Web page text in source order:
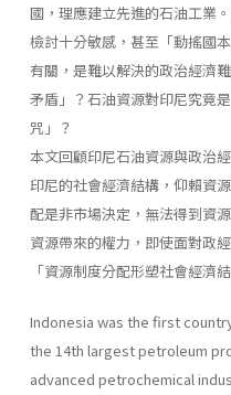
國，理應建立先進的石油工業
檢討十分敏感，甚至「動搖國
有關，是難以解決的政治經濟
矛盾」？石油資源對印尼究竟
咒」？
本文回顧印尼石油資源與政治
印尼的社會經濟結構，仰賴資
配是非市場決定，無法得到資
資源帶來的權力，即使面對政
「資源制度分配形塑社會經濟
Indonesia was the first
the 14th largest petroleum
advanced petrochemical